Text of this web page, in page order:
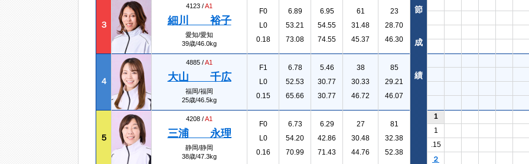
３
4123 /A1
細川 裕子
愛知/愛知
39歳/46.0kg
F0
L0
0.18
6.89
53.21
73.08
6.95
54.55
74.55
61
31.48
45.37
23
28.70
46.30
４
4885 /A1
大山 千広
福岡/福岡
25歳/46.5kg
F1
L0
0.15
6.78
52.53
65.66
5.46
30.77
30.77
38
30.33
46.72
85
29.21
46.07
５
4208 /A1
三浦 永理
静岡/静岡
38歳/47.3kg
F0
L0
0.16
6.73
54.20
70.99
6.29
42.86
71.43
27
30.48
44.76
81
32.38
52.38
1
1
.15
２
節
成
績